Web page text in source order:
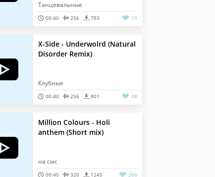
Танцевальные
00:40 256 783 19
X-Side - Underwolrd (Natural
Disorder Remix)
Клубные
00:40 256 801 48
Million Colours - Holi
anthem (Short mix)
на смс
00:40 320 1245 266